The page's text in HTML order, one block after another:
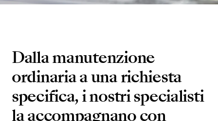
Dalla manutenzione
ordinaria a una richiesta
specifica, i nostri specialisti
la accompagnano con